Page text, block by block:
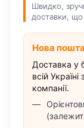
Швидко,
доставки,
Нова
Доставка у
всій
компанії.